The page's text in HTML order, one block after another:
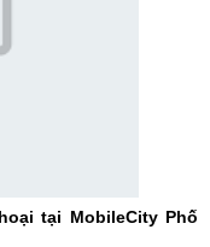
tại MobileCity Phố